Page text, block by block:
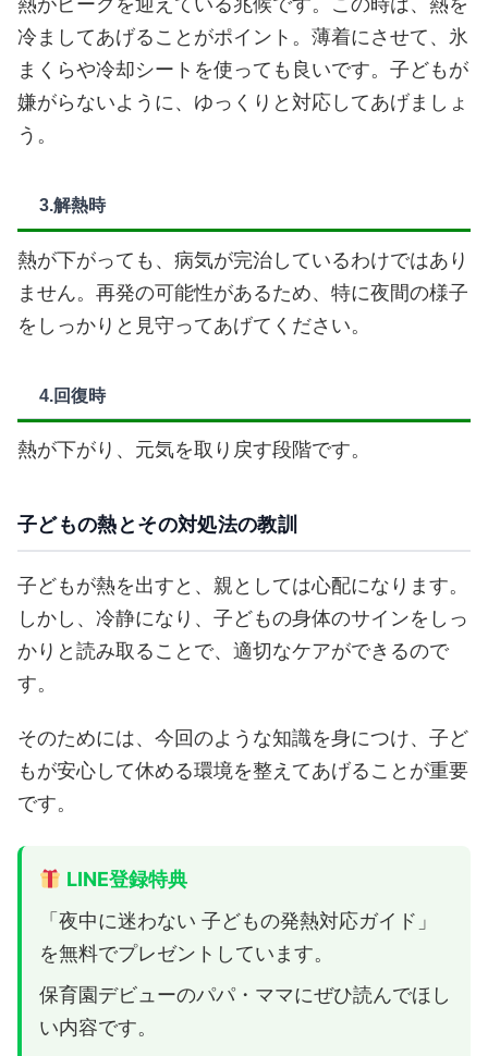
冷ましてあげることがポイント。薄着にさせて、氷
まくらや冷却シートを使っても良いです。子どもが
嫌がらないように、ゆっくりと対応してあげましょ
う。
3.解熱時
熱が下がっても、病気が完治しているわけではあり
ません。再発の可能性があるため、特に夜間の様子
をしっかりと見守ってあげてください。
4.回復時
熱が下がり、元気を取り戻す段階です。
子どもの熱とその対処法の教訓
子どもが熱を出すと、親としては心配になります。
しかし、冷静になり、子どもの身体のサインをしっ
かりと読み取ることで、適切なケアができるので
す。
そのためには、今回のような知識を身につけ、子ど
もが安心して休める環境を整えてあげることが重要
です。
LINE登録特典
「夜中に迷わない 子どもの発熱対応ガイド」
を無料でプレゼントしています。
保育園デビューのパパ・ママにぜひ読んでほし
い内容です。